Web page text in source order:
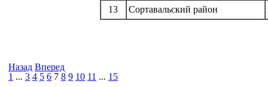
13
Сортавальский район
1 ... 3 4 5 6 7 8 9 10 11 ... 15
Назад Вперед